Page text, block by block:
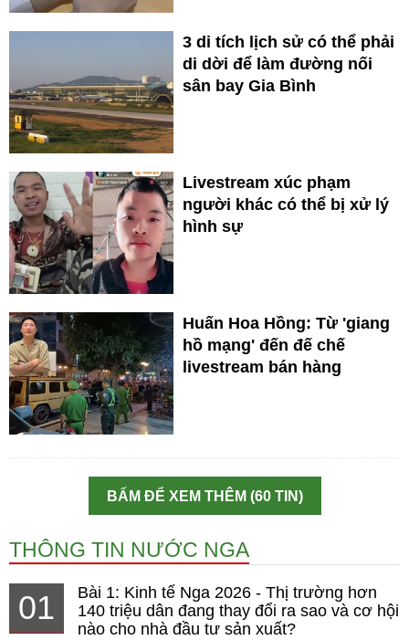
3 di tích lịch sử có thể phải
di dời để làm đường nối
sân bay Gia Bình
Livestream xúc phạm
người khác có thể bị xử lý
hình sự
Huấn Hoa Hồng: Từ 'giang
hồ mạng' đến đế chế
livestream bán hàng
BẤM ĐỂ XEM THÊM (60 TIN)
THÔNG TIN NƯỚC NGA
01
Bài 1: Kinh tế Nga 2026 - Thị trường hơn
140 triệu dân đang thay đổi ra sao và cơ hội
nào cho nhà đầu tư sản xuất?